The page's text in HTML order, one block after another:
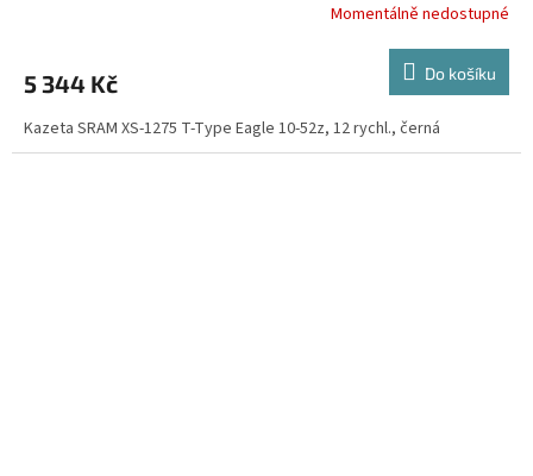
Momentálně nedostupné
5 344 Kč Do košíku
Kazeta SRAM XS-1275 T-Type Eagle 10-52z, 12 rychl., černá